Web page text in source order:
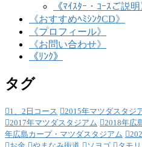
《ﾏｲｽﾀｰ・ｺｰｽご説明
《おすすめﾍﾐｼﾝｸCD》
《プロフィール》
《お問い合わせ》
《ﾘﾝｸ》
タグ
1、2日コース 2015年マツダスタジ
2017年マツダスタジアム
2018年広
年広島カープ・マツダスタジアム